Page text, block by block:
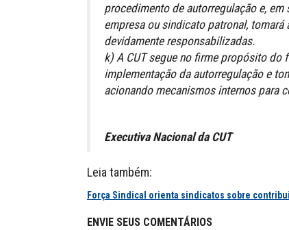
procedimento de autorregulação e,
empresa ou sindicato patronal,
devidamente responsabilizadas.
k) A CUT segue no firme propósito do
implementação da autorregulação e
acionando mecanismos internos para
Executiva Nacional da CUT
Leia também:
Força Sindical orienta sindicatos sobre
ENVIE SEUS COMENTÁRIOS